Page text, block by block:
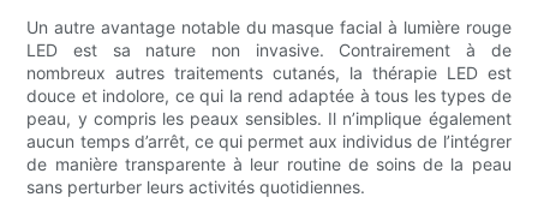
Un autre avantage notable du masque facial à lumière rouge
LED est sa nature non invasive. Contrairement à de
nombreux autres traitements cutanés, la thérapie LED est
douce et indolore, ce qui la rend adaptée à tous les types de
peau, y compris les peaux sensibles. Il n’implique également
aucun temps d’arrêt, ce qui permet aux individus de l’intégrer
de manière transparente à leur routine de soins de la peau
sans perturber leurs activités quotidiennes.